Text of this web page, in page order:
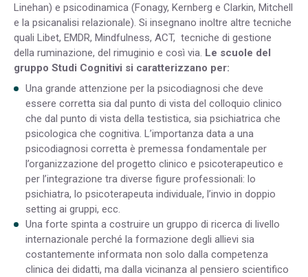
Linehan) e psicodinamica (Fonagy, Kernberg e Clarkin, Mitchell
e la psicanalisi relazionale). Si insegnano inoltre altre tecniche
quali Libet, EMDR, Mindfulness, ACT, tecniche di gestione
della ruminazione, del rimuginio e così via. Le scuole del
gruppo Studi Cognitivi si caratterizzano per:
Una grande attenzione per la psicodiagnosi che deve
essere corretta sia dal punto di vista del colloquio clinico
che dal punto di vista della testistica, sia psichiatrica che
psicologica che cognitiva. L’importanza data a una
psicodiagnosi corretta è premessa fondamentale per
l’organizzazione del progetto clinico e psicoterapeutico e
per l’integrazione tra diverse figure professionali: lo
psichiatra, lo psicoterapeuta individuale, l’invio in doppio
setting ai gruppi, ecc.
Una forte spinta a costruire un gruppo di ricerca di livello
internazionale perché la formazione degli allievi sia
costantemente informata non solo dalla competenza
clinica dei didatti, ma dalla vicinanza al pensiero scientifico